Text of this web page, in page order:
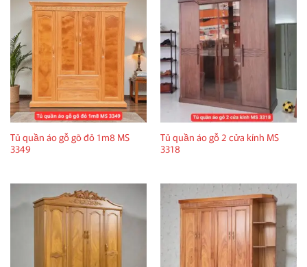
Tủ quần áo gỗ gõ đỏ 1m8 MS
3349
Tủ quần áo gỗ 2 cửa kính MS
3318